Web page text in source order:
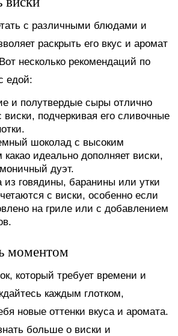
с различными блюдами и
раскрыть его вкус и аромат
несколько рекомендаций по
едой:
и полутвердые сыры отлично
виски, подчеркивая его сливочные
шоколад с высоким
идеально дополняет виски,
дуэт.
из говядины, баранины или утки
с виски, особенно если
на гриле или с добавлением
моментом
который требует времени и
каждым глотком,
новые оттенки вкуса и аромата.
больше о виски и